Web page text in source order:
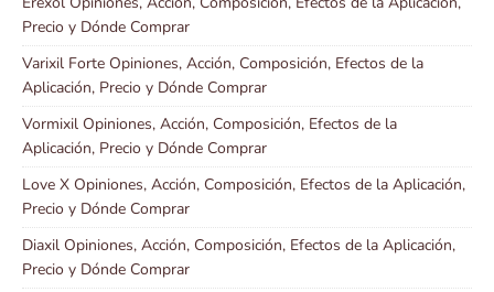
Precio y Dónde Comprar
Varixil Forte Opiniones, Acción, Composición, Efectos de la
Aplicación, Precio y Dónde Comprar
Vormixil Opiniones, Acción, Composición, Efectos de la
Aplicación, Precio y Dónde Comprar
Love X Opiniones, Acción, Composición, Efectos de la Aplicación,
Precio y Dónde Comprar
Diaxil Opiniones, Acción, Composición, Efectos de la Aplicación,
Precio y Dónde Comprar